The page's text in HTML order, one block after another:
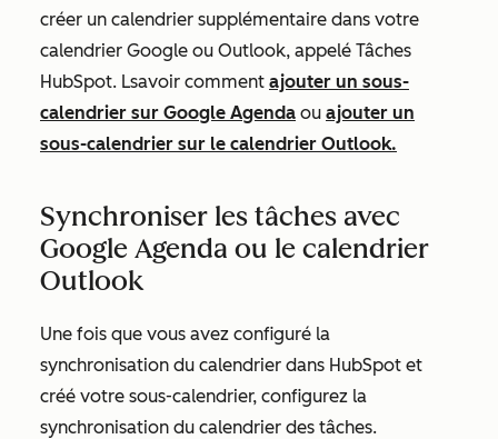
créer un calendrier supplémentaire dans votre
calendrier Google ou Outlook, appelé Tâches
HubSpot. Lsavoir comment ajouter un sous-
calendrier sur Google Agenda ou ajouter un
sous-calendrier sur le calendrier Outlook.
Synchroniser les tâches avec
Google Agenda ou le calendrier
Outlook
Une fois que vous avez configuré la
synchronisation du calendrier dans HubSpot et
créé votre sous-calendrier, configurez la
synchronisation du calendrier des tâches.